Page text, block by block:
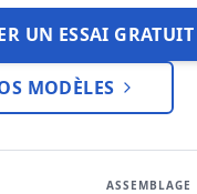
UN ESSAI GRATUIT
MODÈLES
ASSEMBLAGE